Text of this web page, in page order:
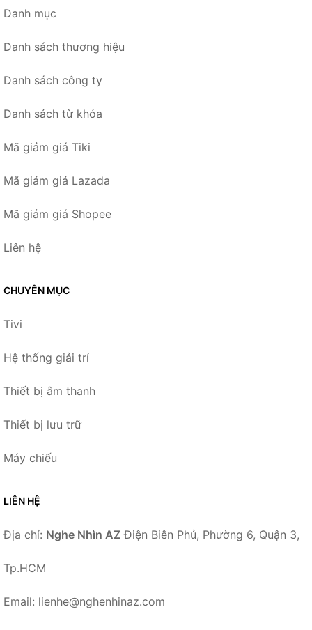
Danh mục
Danh sách thương hiệu
Danh sách công ty
Danh sách từ khóa
Mã giảm giá Tiki
Mã giảm giá Lazada
Mã giảm giá Shopee
Liên hệ
CHUYÊN MỤC
Tivi
Hệ thống giải trí
Thiết bị âm thanh
Thiết bị lưu trữ
Máy chiếu
LIÊN HỆ
Địa chỉ: Nghe Nhìn AZ Điện Biên Phủ, Phường 6, Quận 3,
Tp.HCM
Email: lienhe@nghenhinaz.com